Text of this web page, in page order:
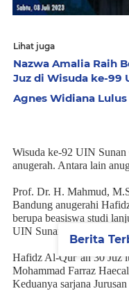
Lihat juga
Nazwa Amalia Raih
Juz di Wisuda ke-99
Agnes Widiana Lulus
Wisuda ke-92 UIN
anugerah. Antara lain
Prof. Dr. H. Mahmud,
Bandung anugerahi
berupa beasiswa studi
UIN Sunan Gunung Djati
Hafidz Al-Qur’an 30 Juz
Mohammad Farraz
Keduanya sarjana
Berita